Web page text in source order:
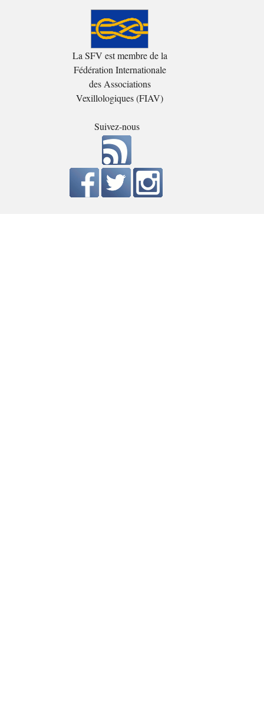
La SFV est membre de la
Fédération Internationale
des Associations
Vexillologiques (FIAV)
Suivez-nous